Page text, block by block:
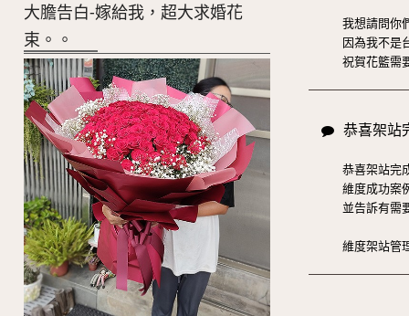
大膽告白-嫁給我，超大求婚花
束。。
我想請問你
因為我不是
祝賀花籃需
恭喜架站
恭喜架站完
維度成功案
並告訴有需
維度架站管